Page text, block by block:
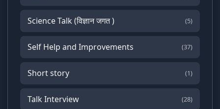
Science Talk (विज्ञान जगत ) (5)
Self Help and Improvements (37)
Short story (1)
Talk Interview (28)